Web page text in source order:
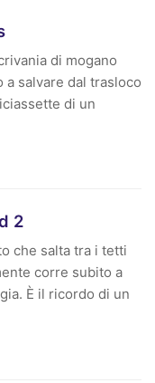
di mogano
a salvare dal trasloco
di un
2
che salta tra i tetti
corre subito a
È il ricordo di un